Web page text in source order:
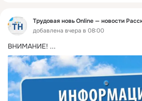
Трудовая новь Online — новости
добавлена вчера в 08:00
ВНИМАНИЕ! ...